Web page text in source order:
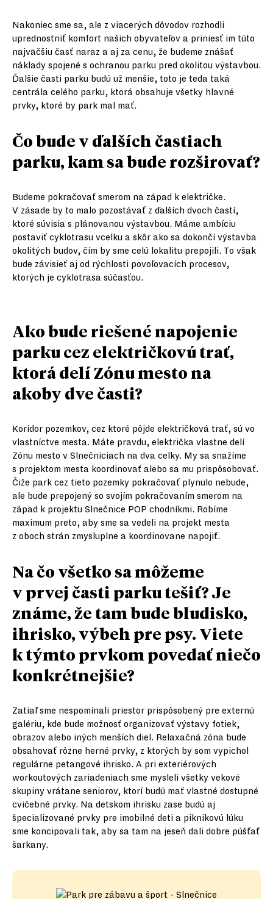
Nakoniec sme sa, ale z viacerých dôvodov rozhodli
uprednostniť komfort našich obyvateľov a priniesť im túto
najväčšiu časť naraz a aj za cenu, že budeme znášať
náklady spojené s ochranou parku pred okolitou výstavbou.
Ďalšie časti parku budú už menšie, toto je teda taká
centrála celého parku, ktorá obsahuje všetky hlavné
prvky, ktoré by park mal mať.
Čo bude v ďalších častiach
parku, kam sa bude rozširovať?
Budeme pokračovať smerom na západ k električke.
V zásade by to malo pozostávať z ďalších dvoch častí,
ktoré súvisia s plánovanou výstavbou. Máme ambíciu
postaviť cyklotrasu vcelku a skôr ako sa dokončí výstavba
okolitých budov, čím by sme celú lokalitu prepojili. To však
bude závisieť aj od rýchlosti povoľovacích procesov,
ktorých je cyklotrasa súčasťou.
Ako bude riešené napojenie
parku cez električkovú trať,
ktorá delí Zónu mesto na
akoby dve časti?
Koridor pozemkov, cez ktoré pôjde električková trať, sú vo
vlastníctve mesta. Máte pravdu, električka vlastne delí
Zónu mesto v Slnečniciach na dva celky. My sa snažíme
s projektom mesta koordinovať alebo sa mu prispôsobovať.
Čiže park cez tieto pozemky pokračovať plynulo nebude,
ale bude prepojený so svojím pokračovaním smerom na
západ k projektu Slnečnice POP chodníkmi. Robíme
maximum preto, aby sme sa vedeli na projekt mesta
z oboch strán zmysluplne a koordinovane napojiť.
Na čo všetko sa môžeme
v prvej časti parku tešiť? Je
známe, že tam bude bludisko,
ihrisko, výbeh pre psy. Viete
k týmto prvkom povedať niečo
konkrétnejšie?
Zatiaľ sme nespomínali priestor prispôsobený pre externú
galériu, kde bude možnosť organizovať výstavy fotiek,
obrazov alebo iných menších diel. Relaxačná zóna bude
obsahovať rôzne herné prvky, z ktorých by som vypichol
regulárne petangové ihrisko. A pri exteriérových
workoutových zariadeniach sme mysleli všetky vekové
skupiny vrátane seniorov, ktorí budú mať vlastné dostupné
cvičebné prvky. Na detskom ihrisku zase budú aj
špecializované prvky pre imobilné deti a piknikovú lúku
sme koncipovali tak, aby sa tam na jeseň dali dobre púšťať
šarkany.